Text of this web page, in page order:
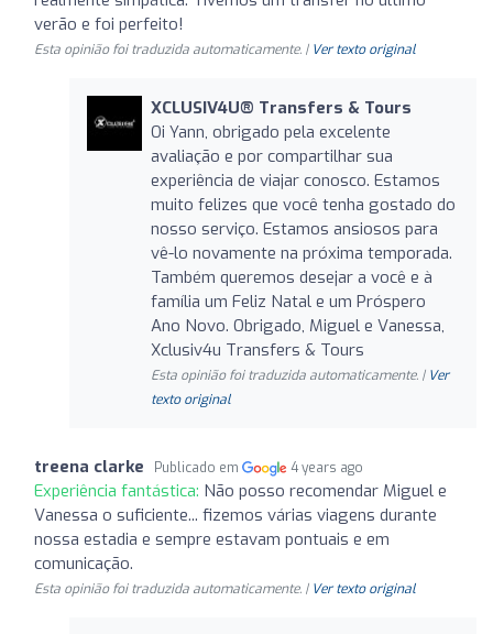
verão e foi perfeito!
Esta opinião foi traduzida automaticamente. | Ver texto original
XCLUSIV4U®️ Transfers & Tours
Oi Yann, obrigado pela excelente
avaliação e por compartilhar sua
experiência de viajar conosco. Estamos
muito felizes que você tenha gostado do
nosso serviço. Estamos ansiosos para
vê-lo novamente na próxima temporada.
Também queremos desejar a você e à
família um Feliz Natal e um Próspero
Ano Novo. Obrigado, Miguel e Vanessa,
Xclusiv4u Transfers & Tours
Esta opinião foi traduzida automaticamente. | Ver
texto original
treena clarke Publicado em 4 years ago
Experiência fantástica: Não posso recomendar Miguel e
Vanessa o suficiente... fizemos várias viagens durante
nossa estadia e sempre estavam pontuais e em
comunicação.
Esta opinião foi traduzida automaticamente. | Ver texto original